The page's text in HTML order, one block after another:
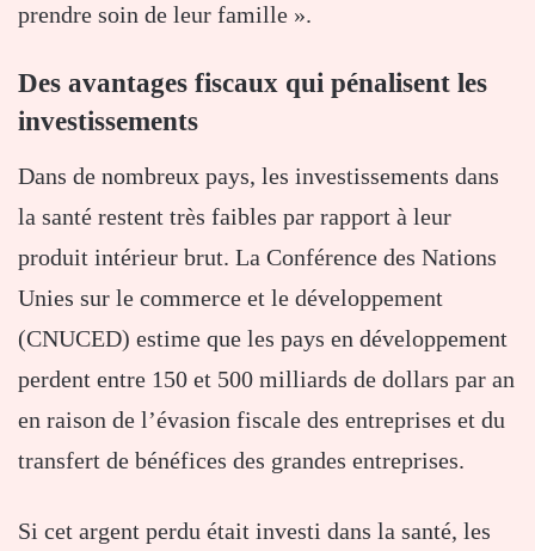
prendre soin de leur famille ».
Des avantages fiscaux qui pénalisent les
investissements
Dans de nombreux pays, les investissements dans
la santé restent très faibles par rapport à leur
produit intérieur brut. La Conférence des Nations
Unies sur le commerce et le développement
(CNUCED) estime que les pays en développement
perdent entre 150 et 500 milliards de dollars par an
en raison de l’évasion fiscale des entreprises et du
transfert de bénéfices des grandes entreprises.
Si cet argent perdu était investi dans la santé, les